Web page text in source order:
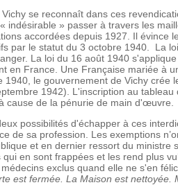
se reconnaît dans ces
indésirable » passer à travers les
accordées depuis 1927. Il évince
par le statut du 3 octobre 1940. La
La loi du 16 août 1940
en France. Une Française mariée à
1940, le gouvernement de Vichy
1942). L'inscription au
cause de la pénurie de main d'œuvre.
possibilités d'échapper à ces
de sa profession. Les exemptions
et en dernier ressort du
en sont frappées et les rend plus
exclus quand elle ne s'en
est fermée. La Maison est